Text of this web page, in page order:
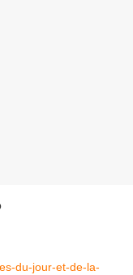
du-jour-et-de-la-